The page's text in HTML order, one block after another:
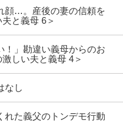
顔…。産後の妻の信頼を
と義母 6＞
！」勘違い義母からのお
しい夫と義母 4＞
なし
た義父のトンデモ行動